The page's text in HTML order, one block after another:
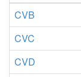
CVB
CVC
CVD